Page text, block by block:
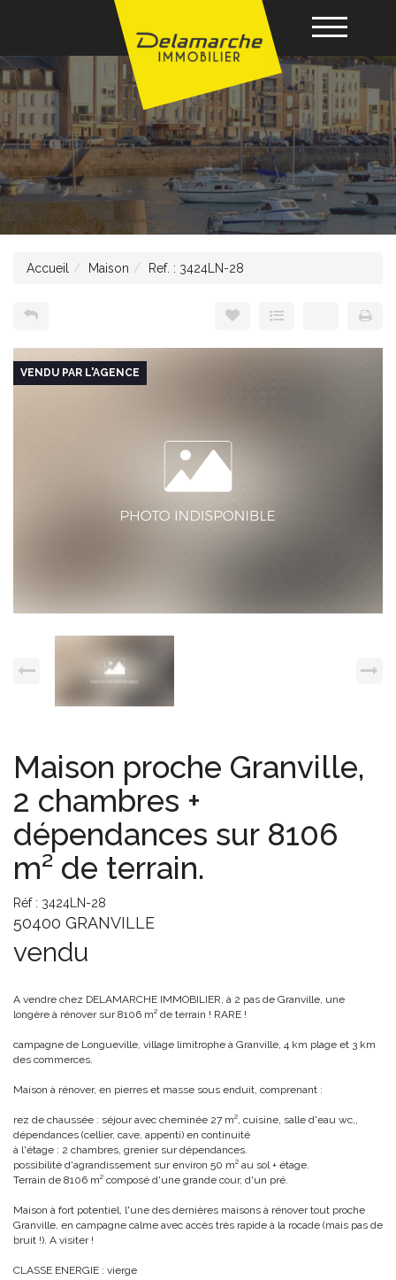
Acheter
Louer
Vendre
Gérance
Nos agences
Accueil Maison Ref. : 3424LN-28
VENDU PAR L'AGENCE
Maison proche Granville,
2 chambres +
dépendances sur 8106
m² de terrain.
Réf : 3424LN-28
50400 GRANVILLE
vendu
A vendre chez DELAMARCHE IMMOBILIER, à 2 pas de Granville, une
longère à rénover sur 8106 m² de terrain ! RARE !
campagne de Longueville, village limitrophe à Granville, 4 km plage et 3 km
des commerces.
Maison à rénover, en pierres et masse sous enduit, comprenant :
rez de chaussée : séjour avec cheminée 27 m², cuisine, salle d'eau wc,,
dépendances (cellier, cave, appenti) en continuité
à l'étage : 2 chambres, grenier sur dépendances.
possibilité d'agrandissement sur environ 50 m² au sol + étage.
Terrain de 8106 m² composé d'une grande cour, d'un pré.
Maison à fort potentiel, l'une des dernières maisons à rénover tout proche
Granville, en campagne calme avec accès très rapide à la rocade (mais pas de
bruit !). A visiter !
CLASSE ENERGIE : vierge